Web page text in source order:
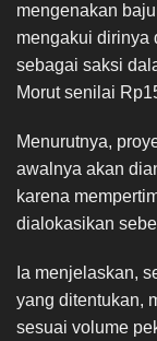
mengenakan
mengakui dirinya
sebagai saksi
Morut senilai
Menurutnya,
awalnya akan
karena
dialokasikan
Ia menjelaskan,
yang ditentukan,
sesuai volume